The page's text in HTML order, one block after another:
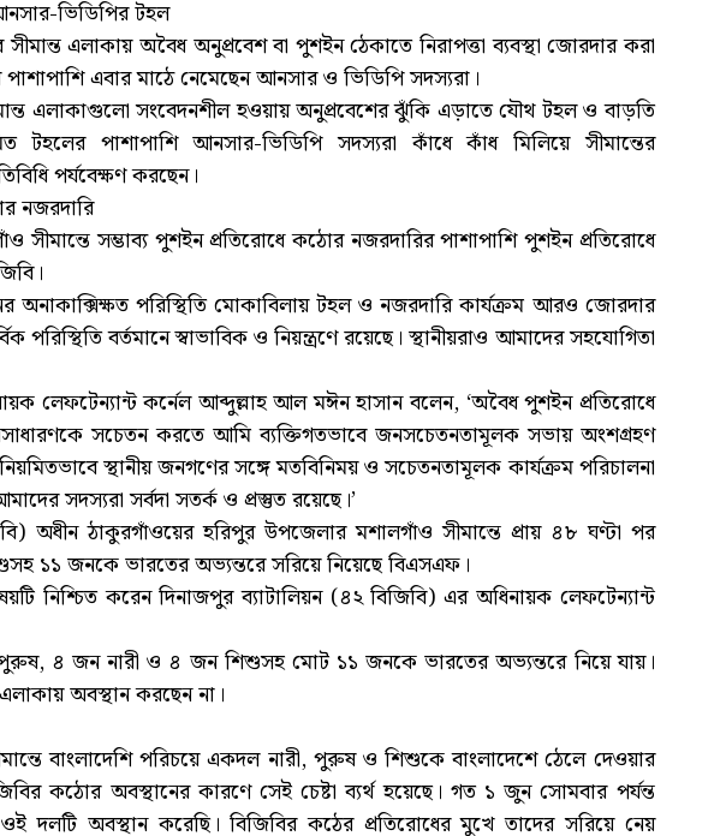
ভিডিপির টহল
এলাকায় অবৈধ অনুপ্রবেশ বা পুশইন ঠেকাতে নিরাপত্তা ব্যবস্থা জোরদার করা
পাশাপাশি এবার মাঠে নেমেছেন আনসার ও ভিডিপি সদস্যরা।
এলাকাগুলো সংবেদনশীল হওয়ায় অনুপ্রবেশের ঝুঁকি এড়াতে যৌথ টহল ও বাড়তি
টহলের পাশাপাশি আনসার-ভিডিপি সদস্যরা কাঁধে কাঁধ মিলিয়ে সীমান্তের
পর্যবেক্ষণ করছেন।
নজরদারি
সীমান্তে সম্ভাব্য পুশইন প্রতিরোধে কঠোর নজরদারির পাশাপাশি পুশইন প্রতিরোধে
অনাকাক্সিক্ষত পরিস্থিতি মোকাবিলায় টহল ও নজরদারি কার্যক্রম আরও জোরদার
পরিস্থিতি বর্তমানে স্বাভাবিক ও নিয়ন্ত্রণে রয়েছে। স্থানীয়রাও আমাদের সহযোগিতা
লেফটেন্যান্ট কর্নেল আব্দুল্লাহ আল মঈন হাসান বলেন, ‘অবৈধ পুশইন প্রতিরোধে
সচেতন করতে আমি ব্যক্তিগতভাবে জনসচেতনতামূলক সভায় অংশগ্রহণ
স্থানীয় জনগণের সঙ্গে মতবিনিময় ও সচেতনতামূলক কার্যক্রম পরিচালনা
সদস্যরা সর্বদা সতর্ক ও প্রস্তুত রয়েছে।’
অধীন ঠাকুরগাঁওয়ের হরিপুর উপজেলার মশালগাঁও সীমান্তে প্রায় ৪৮ ঘণ্টা পর
১১ জনকে ভারতের অভ্যন্তরে সরিয়ে নিয়েছে বিএসএফ।
নিশ্চিত করেন দিনাজপুর ব্যাটালিয়ন (৪২ বিজিবি) এর অধিনায়ক লেফটেন্যান্ট
৪ জন নারী ও ৪ জন শিশুসহ মোট ১১ জনকে ভারতের অভ্যন্তরে নিয়ে যায়।
অবস্থান করছেন না।
বাংলাদেশি পরিচয়ে একদল নারী, পুরুষ ও শিশুকে বাংলাদেশে ঠেলে দেওয়ার
কঠোর অবস্থানের কারণে সেই চেষ্টা ব্যর্থ হয়েছে। গত ১ জুন সোমবার পর্যন্ত
দলটি অবস্থান করেছি। বিজিবির কঠের প্রতিরোধের মুখে তাদের সরিয়ে নেয়